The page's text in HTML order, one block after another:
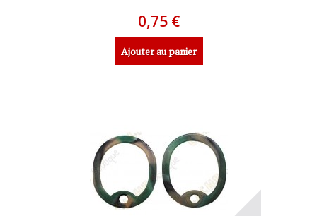
0,75 €
Ajouter au panier